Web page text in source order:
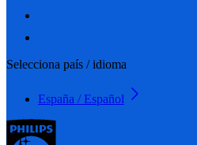
Selecciona país / idioma
España / Español